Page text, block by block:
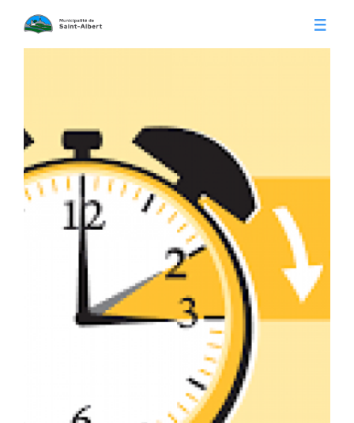
Citoyens
Séances du conseil
Appels d'offre
Avis publics
Communiqués
Gestion des déchets
Parcs et loisirs
Conseil municipal
Calendrier municipal
Publications